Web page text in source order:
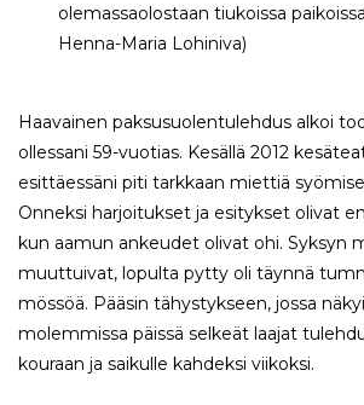
olemassaolostaan tiukoissa
Henna-Maria Lohiniva)
Haavainen paksusuolentulehdus alkoi
ollessani 59-vuotias. Kesällä 2012
esittäessäni piti tarkkaan miettiä
Onneksi harjoitukset ja esitykset olivat
kun aamun ankeudet olivat ohi. Syksyn
muuttuivat, lopulta pytty oli täynnä
mössöä. Pääsin tähystykseen, jossa
molemmissa päissä selkeät laajat
kouraan ja saikulle kahdeksi viikoksi.